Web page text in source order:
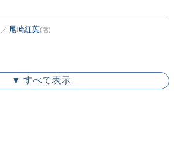
／ 尾崎紅葉(著)
▼ すべて表示